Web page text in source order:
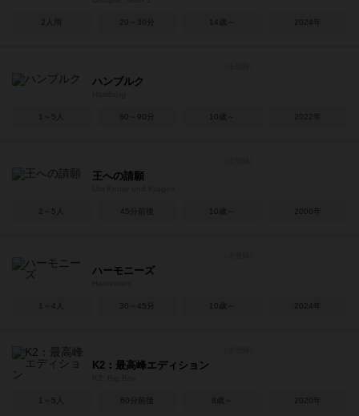
2人用 20～30分 14歳～ 2024年
ハンブルク
1～5人 60～90分 10歳～ 2022年
王への請願
2～5人 45分前後 10歳～ 2006年
ハーモニーズ
1～4人 30～45分 10歳～ 2024年
K2：最高峰エディション
1～5人 60分前後 8歳～ 2020年